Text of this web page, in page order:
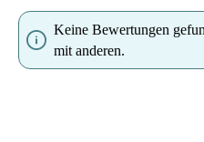
Keine Bewertungen
mit anderen.